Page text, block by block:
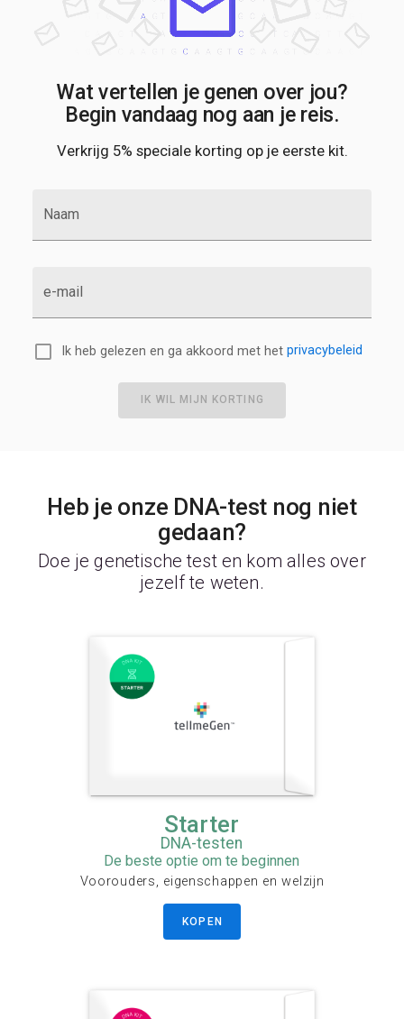
Wat vertellen je genen over jou?
Begin vandaag nog aan je reis.
Verkrijg 5% speciale korting op je eerste kit.
Naam
e-mail
Ik heb gelezen en ga akkoord met het privacybeleid
IK WIL MIJN KORTING
Heb je onze DNA-test nog niet
gedaan?
Doe je genetische test en kom alles over
jezelf te weten.
Starter
DNA-testen
De beste optie om te beginnen
Voorouders, eigenschappen en welzijn
KOPEN